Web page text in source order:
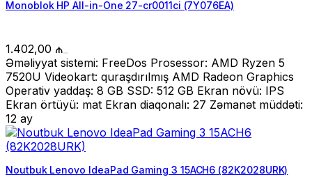
Monoblok HP All-in-One 27-cr0011ci (7Y076EA)
1.402,00 ₼
Əməliyyat sistemi: FreeDos Prosessor: AMD Ryzen 5
7520U Videokart: quraşdırılmış AMD Radeon Graphics
Operativ yaddaş: 8 GB SSD: 512 GB Ekran növü: IPS
Ekran örtüyü: mat Ekran diaqonalı: 27 Zəmanət müddəti:
12 ay
Noutbuk Lenovo IdeaPad Gaming 3 15ACH6 (82K2028URK)